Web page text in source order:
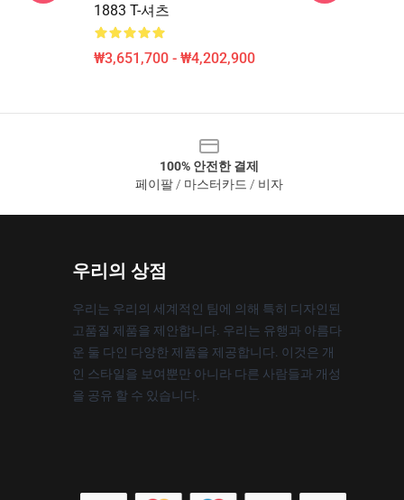
1883 T-셔츠
₩3,651,700 - ₩4,202,900
100% 안전한 결제
페이팔 / 마스터카드 / 비자
우리의 상점
우리는 우리의 세계적인 팀에 의해 특히 디자인된
고품질 제품을 제안합니다. 우리는 유행과 아름다
운 둘 다인 다양한 제품을 제공합니다. 이것은 개
인 스타일을 보여뿐만 아니라 다른 사람들과 개성
을 공유 할 수 있습니다.